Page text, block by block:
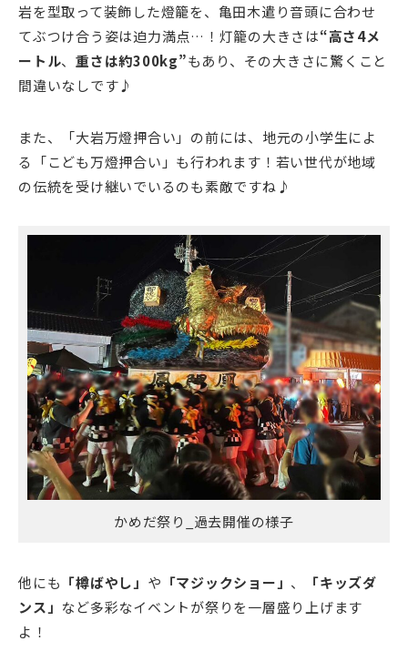
岩を型取って装飾した燈籠を、亀田木遣り音頭に合わせ
てぶつけ合う姿は迫力満点…！灯籠の大きさは“高さ4メ
ートル、 重さは約300kg”もあり、その大きさに驚くこと
間違いなしです♪
また、「大岩万燈押合い」の前には、地元の小学生によ
る「こども万燈押合い」も行われます！若い世代が地域
の伝統を受け継いでいるのも素敵ですね♪
かめだ祭り_過去開催の様子
他にも 「樽ばやし」 や 「マジックショー」 、
「キッズダ
ンス」 など多彩なイベントが祭りを一層盛り上げます
よ！